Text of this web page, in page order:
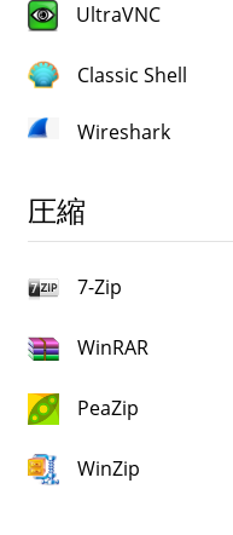
UltraVNC
Classic Shell
Wireshark
圧縮
7-Zip
WinRAR
PeaZip
WinZip